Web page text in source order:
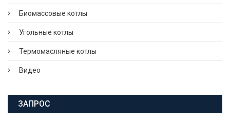
Биомассовые котлы
Угольные котлы
Термомасляные котлы
Видео
ЗАПРОС